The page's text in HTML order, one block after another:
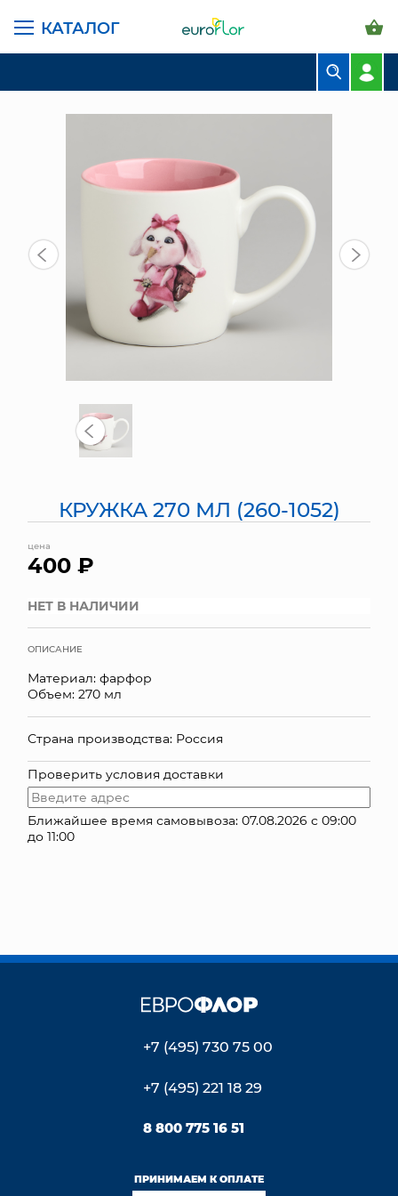
КАТАЛОГ
КОМПОЗИЦИИ
ЦВЕТЫ В ПАЧКАХ
СВАДЕБНАЯ ФЛОРИСТИКА
КОМНАТНЫЕ РАСТЕНИЯ
ГОРШКИ И КАШПО
ГРУНТЫ И УДОБРЕНИЯ
ПРЕДМЕТЫ ИНТЕРЬЕРА
ЯЩИКИ
ПАКЕТЫ И СУМКИ
ОПТОВЫМ КЛИЕНТАМ
ДОСТАВКА И ОПЛАТА
КОНТАКТЫ
ГЛАВНАЯ СТРАНИЦА КАТАЛОГ
ПРЕДМЕТЫ ИНТЕРЬЕРА
КРУЖКА 270 МЛ (260-1052)
цена
400 ₽
НЕТ В НАЛИЧИИ
ОПИСАНИЕ
Материал: фарфор
Объем: 270 мл
Страна производства: Россия
Проверить условия доставки
Ближайшее время самовывоза: 07.08.2026 с 09:00
до 11:00
+7 (495) 730 75 00
+7 (495) 221 18 29
8 800 775 16 51
ПРИНИМАЕМ К ОПЛАТЕ